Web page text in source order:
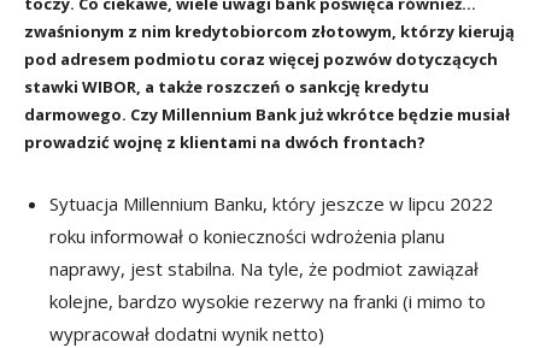
zwaśnionym z nim kredytobiorcom złotowym, którzy kierują
pod adresem podmiotu coraz więcej pozwów dotyczących
stawki WIBOR, a także roszczeń o sankcję kredytu
darmowego. Czy Millennium Bank już wkrótce będzie musiał
prowadzić wojnę z klientami na dwóch frontach?
Sytuacja Millennium Banku, który jeszcze w lipcu 2022
roku informował o konieczności wdrożenia planu
naprawy, jest stabilna. Na tyle, że podmiot zawiązał
kolejne, bardzo wysokie rezerwy na franki (i mimo to
wypracował dodatni wynik netto)